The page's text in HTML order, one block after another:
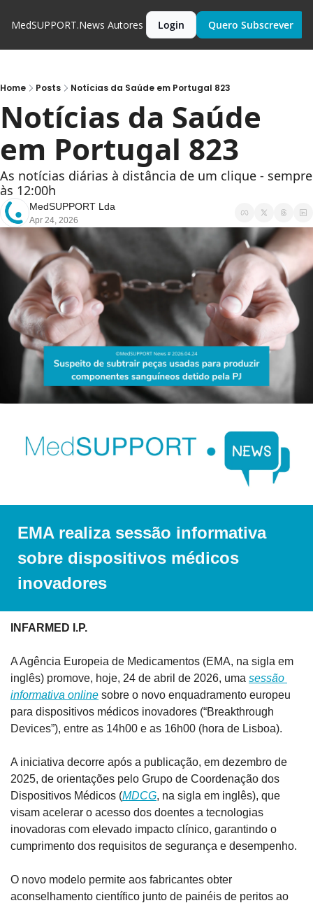
MedSUPPORT.News Autores Login Quero Subscrever
Home Posts Notícias da Saúde em Portugal 823
Notícias da Saúde
em Portugal 823
As notícias diárias à distância de um clique - sempre
às 12:00h
MedSUPPORT Lda
Apr 24, 2026
EMA realiza sessão informativa
sobre dispositivos médicos
inovadores
INFARMED I.P.
A Agência Europeia de Medicamentos (EMA, na sigla em
inglês) promove, hoje, 24 de abril de 2026, uma sessão
informativa online sobre o novo enquadramento europeu
para dispositivos médicos inovadores (“Breakthrough
Devices”), entre as 14h00 e as 16h00 (hora de Lisboa).
A iniciativa decorre após a publicação, em dezembro de
2025, de orientações pelo Grupo de Coordenação dos
Dispositivos Médicos (MDCG, na sigla em inglês), que
visam acelerar o acesso dos doentes a tecnologias
inovadoras com elevado impacto clínico, garantindo o
cumprimento dos requisitos de segurança e desempenho.
O novo modelo permite aos fabricantes obter
aconselhamento científico junto de painéis de peritos ao